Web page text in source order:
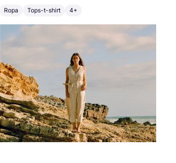
Ropa Tops-t-shirt 4+